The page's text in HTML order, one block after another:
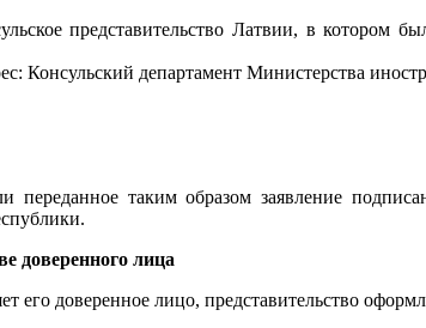
представительство Латвии, в
Консульский департамент Министерства
переданное таким образом заявление
доверенного лица
его доверенное лицо, представительство